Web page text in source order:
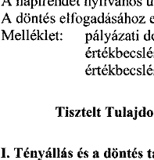
A döntés elfogadásához
Melléklet:
pályázati
Tisztelt
I. Tényállás és a döntés